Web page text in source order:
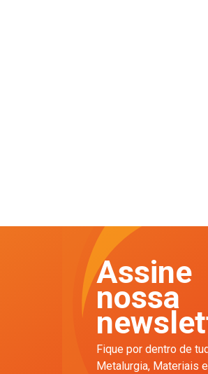
Assine
nossa
Fique por dentro de
Metalurgia, Materiais e